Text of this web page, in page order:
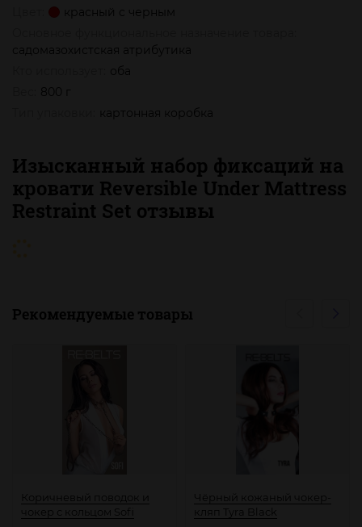
красный с черным
садомазохистская атрибутика
оба
800 г
картонная коробка
Изысканный набор фиксаций на
кровати Reversible Under Mattress
Restraint Set отзывы
Рекомендуемые товары
Коричневый поводок и
чокер с кольцом Sofi
Чёрный кожаный чокер-
кляп Tyra Black